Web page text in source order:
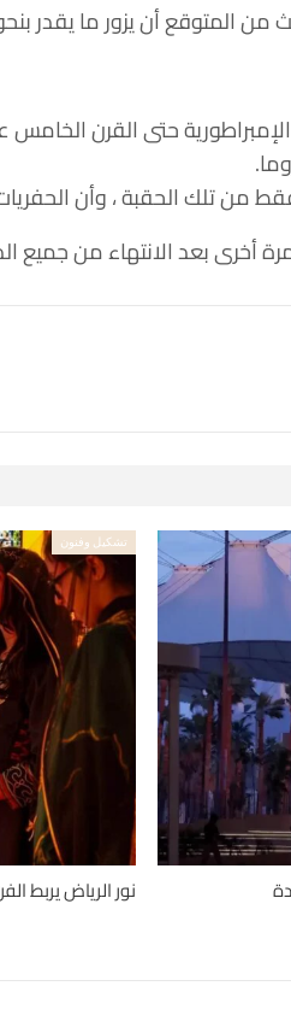
الإمبراطورية حتى القرن
فقط من تلك الحقبة ، وأن
أخرى بعد الانتهاء من جميع
تشكيل وفنون
نور الرياض يربط